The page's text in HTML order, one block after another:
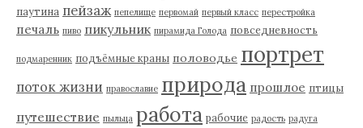
паутина пейзаж пепелище первомай первый класс перестройка
печаль пиво пикульник пирамида Голода повседневность
подмаренник подъёмные краны половодье портрет
поток жизни православие природа прошлое птицы
путешествие пыльца работа рабочие радость радуга